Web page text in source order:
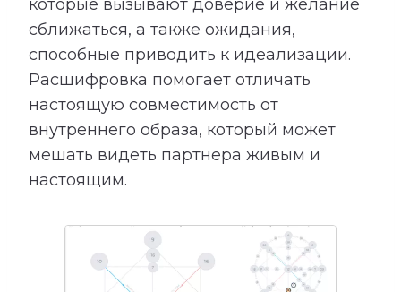
которые вызывают доверие и желание
сближаться, а также ожидания,
способные приводить к идеализации.
Расшифровка помогает отличать
настоящую совместимость от
внутреннего образа, который может
мешать видеть партнера живым и
настоящим.